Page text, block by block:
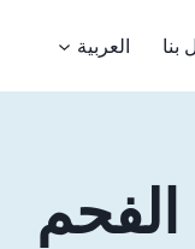
بنا العربية